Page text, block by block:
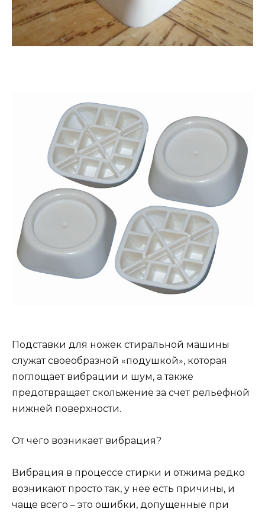
Подставки для ножек стиральной машины
служат своеобразной «подушкой», которая
поглощает вибрации и шум, а также
предотвращает скольжение за счет рельефной
нижней поверхности.
От чего возникает вибрация?
Вибрация в процессе стирки и отжима редко
возникают просто так, у нее есть причины, и
чаще всего – это ошибки, допущенные при